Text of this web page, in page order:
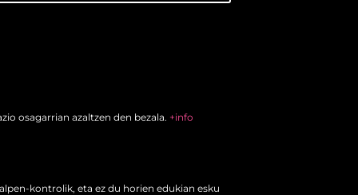
osagarrian azaltzen den bezala. +info
kontrolik, eta ez du horien edukian esku